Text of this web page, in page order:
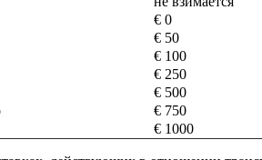
€ 0
€ 50
€ 100
€ 250
€ 500
€ 750
€ 1000